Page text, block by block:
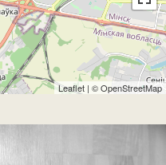
Leaflet | ©OpenStreetMap